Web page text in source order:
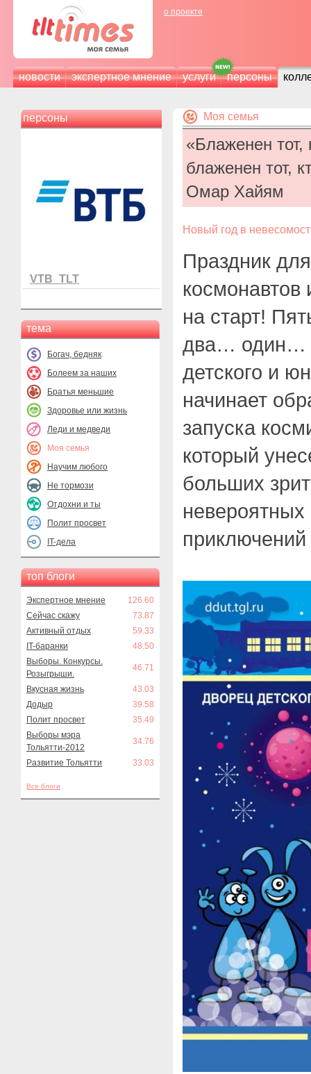
о проекте
новости экспертное мнение услуги персоны
персоны
VTB_TLT
тема
Богач, бедняк
Болеем за наших
Братья меньшие
Здоровье или жизнь
Леди и медведи
Моя семья
Научим любого
Не тормози
Отдохни и ты
Полит просвет
IT-дела
топ блоги
Экспертное мнение
126.60
Сейчас скажу
73.87
Активный отдых
59.33
IT-баранки
48.50
Выборы. Конкурсы.
Розыгрыши.
46.71
Вкусная жизнь
43.03
Додыр
39.58
Полит просвет
35.49
Выборы мэра
Тольятти-2012
34.76
Развитие Тольятти 33.03
Все блоги
Моя семья
«Блаженен
блаженен тот,
Омар Хайям
Новый год в
Праздник
на старт!
два… один…
детского и
начинает
запуска
который
больших
приключений